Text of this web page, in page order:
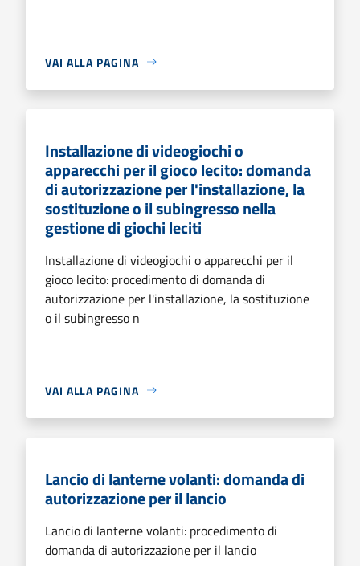
VAI ALLA PAGINA
Installazione di videogiochi o
apparecchi per il gioco lecito: domanda
di autorizzazione per l'installazione, la
sostituzione o il subingresso nella
gestione di giochi leciti
Installazione di videogiochi o apparecchi per il
gioco lecito: procedimento di domanda di
autorizzazione per l'installazione, la sostituzione
o il subingresso n
VAI ALLA PAGINA
Lancio di lanterne volanti: domanda di
autorizzazione per il lancio
Lancio di lanterne volanti: procedimento di
domanda di autorizzazione per il lancio